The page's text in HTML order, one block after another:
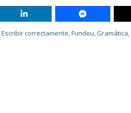
Escribir correctamente,Fundeu, Gramática,